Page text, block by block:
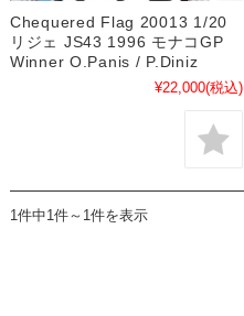
Chequered Flag 20013 1/20
リジェ JS43 1996 モナコGP
Winner O.Panis / P.Diniz
¥22,000(税込)
1件中1件～1件を表示